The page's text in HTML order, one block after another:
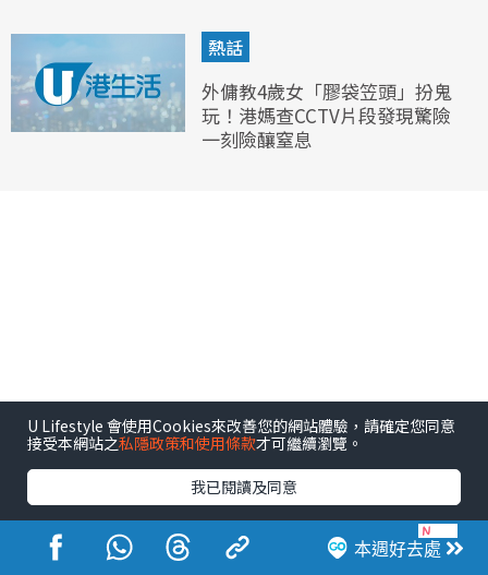
熱話
外傭教4歲女「膠袋笠頭」扮鬼
玩！港媽查CCTV片段發現驚險
一刻險釀窒息
本週好去處
U Lifestyle 會使用Cookies來改善您的網站體驗，請確定您同意
接受本網站之私隱政策和使用條款才可繼續瀏覽。
我已閱讀及同意